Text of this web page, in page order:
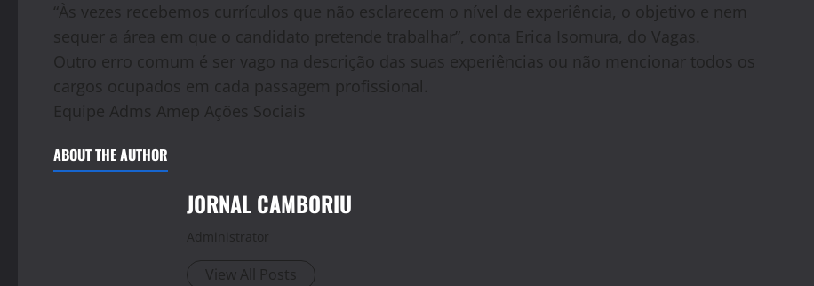
“Às vezes recebemos currículos que não esclarecem o nível de experiência, o objetivo e nem
sequer a área em que o candidato pretende trabalhar”, conta Erica Isomura, do Vagas.
Outro erro comum é ser vago na descrição das suas experiências ou não mencionar todos os
cargos ocupados em cada passagem profissional.
Equipe Adms Amep Ações Sociais
ABOUT THE AUTHOR
JORNAL CAMBORIU
Administrator
View All Posts